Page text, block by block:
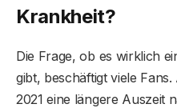
Krankheit?
Die Frage, ob es wirklich
gibt, beschäftigt viele
2021 eine längere Auszeit